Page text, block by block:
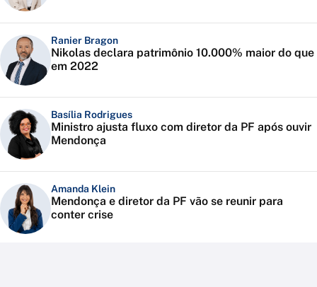
Ranier Bragon
Nikolas declara patrimônio 10.000% maior do que
em 2022
Basília Rodrigues
Ministro ajusta fluxo com diretor da PF após ouvir
Mendonça
Amanda Klein
Mendonça e diretor da PF vão se reunir para
conter crise